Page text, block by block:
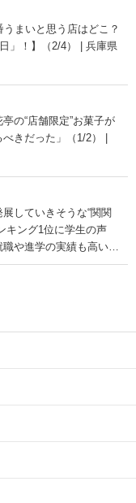
まいと思う店はどこ？
」！】（2/4） | 兵庫県
の“店舗限定”お菓子が
きだった」（1/2） |
していきそうな“関関
キング1位に学生の声
職や進学の実績も高い」